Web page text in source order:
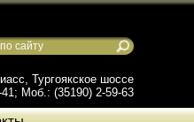
Тургоякское шоссе
Моб.: (35190) 2-59-63